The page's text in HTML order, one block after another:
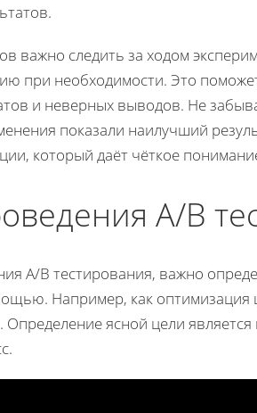
важно следить за ходом
при необходимости. Это
и неверных выводов. Не
показали наилучший
который даёт чёткое
A/B
A/B тестирования, важно
Например, как оптимизация
ясной цели